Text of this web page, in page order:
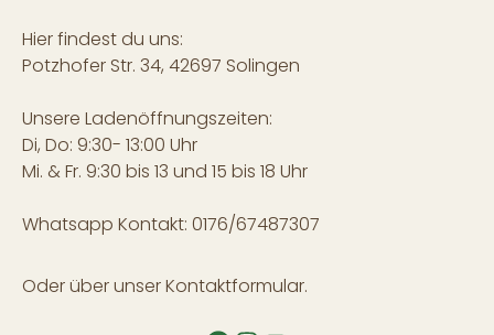
Hier findest du uns:
Potzhofer Str. 34, 42697 Solingen
Unsere Ladenöffnungszeiten:
Di, Do: 9:30- 13:00 Uhr
Mi. & Fr. 9:30 bis 13 und 15 bis 18 Uhr
Whatsapp Kontakt: 0176/67487307
Oder über unserKontaktformular.